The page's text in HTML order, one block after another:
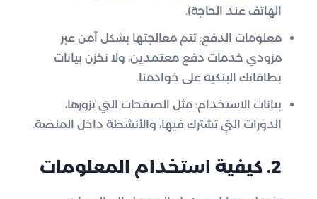
الهاتف عند الحاجة).
معلومات الدفع: تتم معالجتها بشكل آمن عبر
مزودي خدمات دفع معتمدين، ولا نخزن بيانات
بطاقاتك البنكية على خوادمنا.
بيانات الاستخدام: مثل الصفحات التي تزورها،
الدورات التي تشترك فيها، والأنشطة داخل المنصة.
2. كيفية استخدام المعلومات